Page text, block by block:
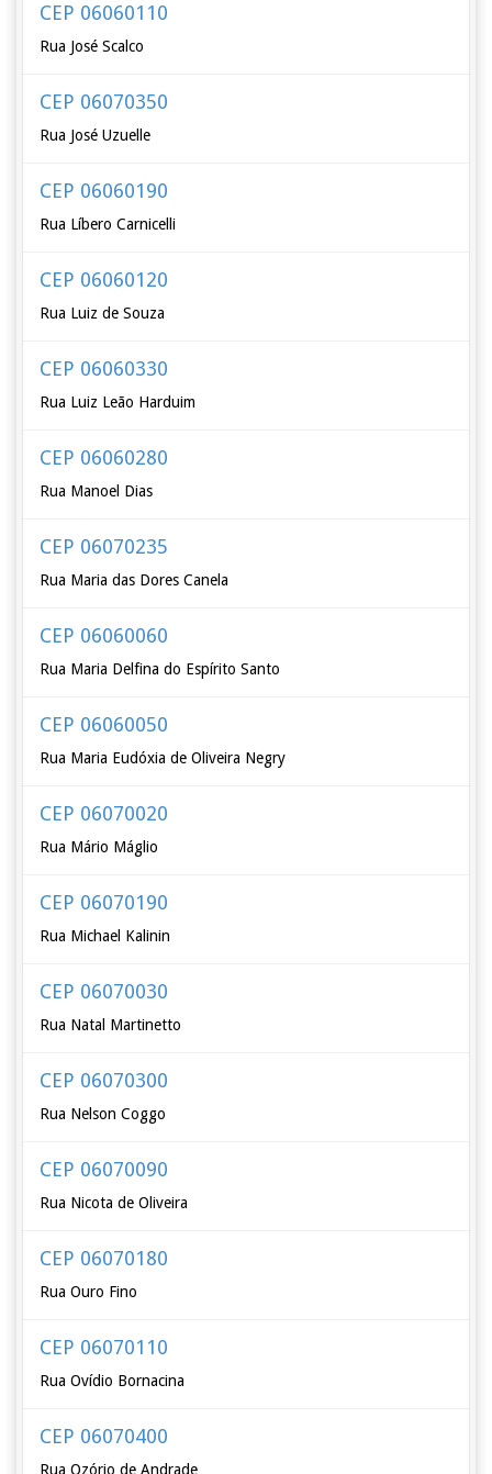
CEP 06060110
Rua José Scalco
CEP 06070350
Rua José Uzuelle
CEP 06060190
Rua Líbero Carnicelli
CEP 06060120
Rua Luiz de Souza
CEP 06060330
Rua Luiz Leão Harduim
CEP 06060280
Rua Manoel Dias
CEP 06070235
Rua Maria das Dores Canela
CEP 06060060
Rua Maria Delfina do Espírito Santo
CEP 06060050
Rua Maria Eudóxia de Oliveira Negry
CEP 06070020
Rua Mário Máglio
CEP 06070190
Rua Michael Kalinin
CEP 06070030
Rua Natal Martinetto
CEP 06070300
Rua Nelson Coggo
CEP 06070090
Rua Nicota de Oliveira
CEP 06070180
Rua Ouro Fino
CEP 06070110
Rua Ovídio Bornacina
CEP 06070400
Rua Ozório de Andrade